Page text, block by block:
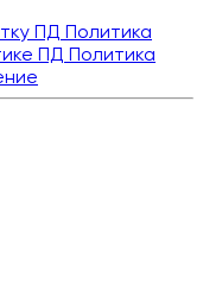
ПД Политика
ПД Политика